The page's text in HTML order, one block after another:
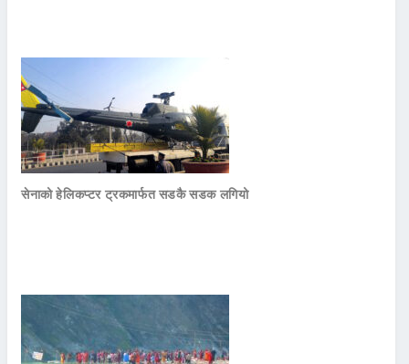
सेनाको हेलिकप्टर ट्रकमार्फत सडकै सडक लगियो